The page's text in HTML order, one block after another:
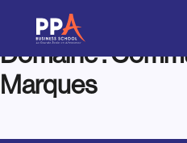
to
content
Domaine :
Marques